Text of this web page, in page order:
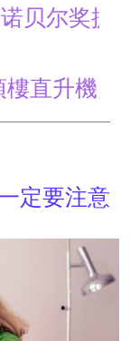
奖提名？
升機天天
定要注意